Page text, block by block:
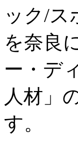
ック/ス
を奈良
ー・デ
人材」
す。